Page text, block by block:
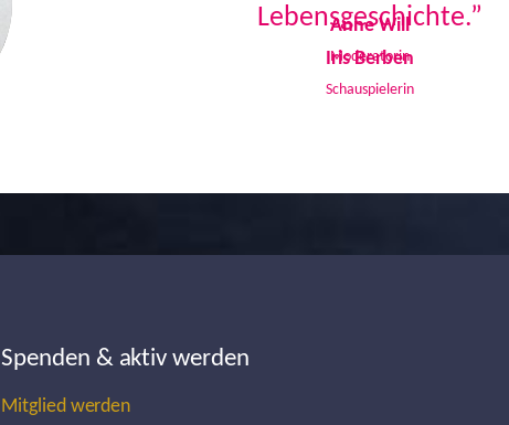
Lebensgeschichte.”
Iris Berben
Schauspielerin
Spenden & aktiv werden
Mitglied werden